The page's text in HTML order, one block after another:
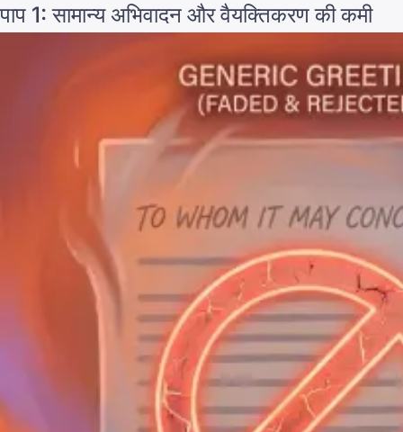
पाप 1: सामान्य अभिवादन और वैयक्तिकरण की कमी